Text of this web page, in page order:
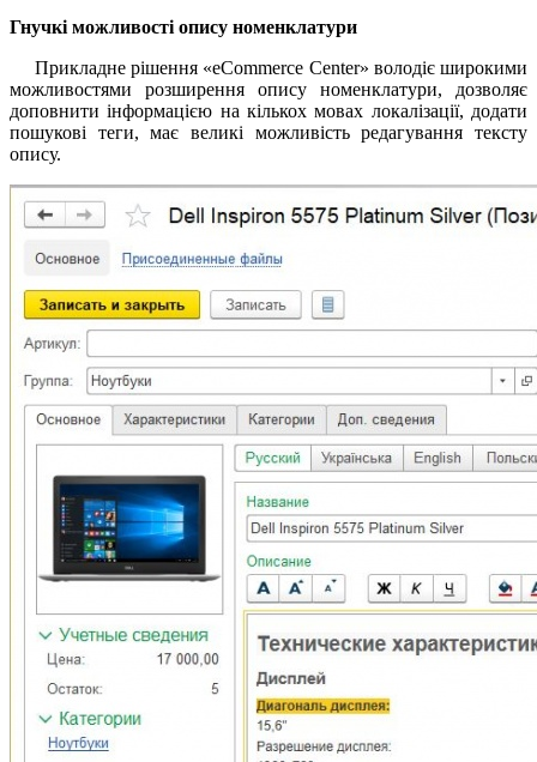
Гнучкі можливості опису номенклатури
Прикладне рішення «eCommerce Center» володіє широкими
можливостями розширення опису номенклатури, дозволяє
доповнити інформацією на кількох мовах локалізації, додати
пошукові теги, має великі можливість редагування тексту
опису.